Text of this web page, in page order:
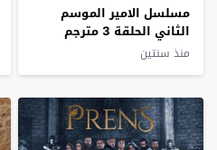
مسلسل الامير الموسم
الثاني الحلقة 3 مترجم
منذ سنتين